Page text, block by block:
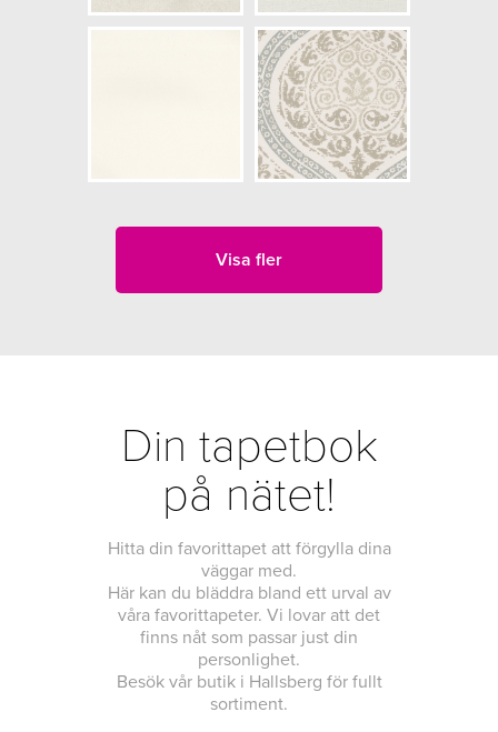
Visa fler
Din tapetbok
på nätet!
Hitta din favorittapet att förgylla dina
väggar med.
Här kan du bläddra bland ett urval av
våra favorittapeter. Vi lovar att det
finns nåt som passar just din
personlighet.
Besök vår butik i Hallsberg för fullt
sortiment.